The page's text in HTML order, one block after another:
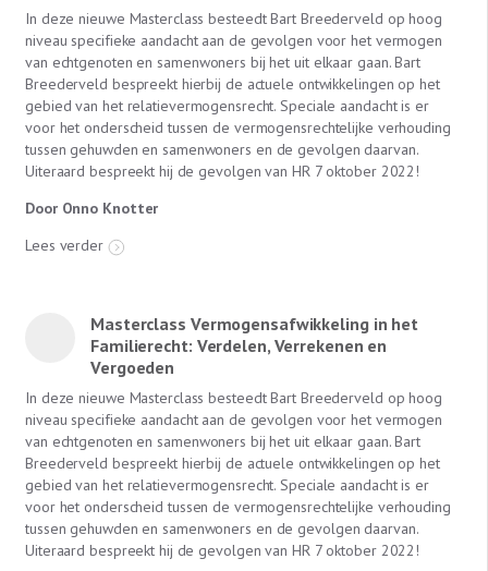
In deze nieuwe Masterclass besteedt Bart Breederveld op hoog
niveau specifieke aandacht aan de gevolgen voor het vermogen
van echtgenoten en samenwoners bij het uit elkaar gaan. Bart
Breederveld bespreekt hierbij de actuele ontwikkelingen op het
gebied van het relatievermogensrecht. Speciale aandacht is er
voor het onderscheid tussen de vermogensrechtelijke verhouding
tussen gehuwden en samenwoners en de gevolgen daarvan.
Uiteraard bespreekt hij de gevolgen van HR 7 oktober 2022!
Door Onno Knotter
Lees verder
Masterclass Vermogensafwikkeling in het
Familierecht: Verdelen, Verrekenen en
Vergoeden
In deze nieuwe Masterclass besteedt Bart Breederveld op hoog
niveau specifieke aandacht aan de gevolgen voor het vermogen
van echtgenoten en samenwoners bij het uit elkaar gaan. Bart
Breederveld bespreekt hierbij de actuele ontwikkelingen op het
gebied van het relatievermogensrecht. Speciale aandacht is er
voor het onderscheid tussen de vermogensrechtelijke verhouding
tussen gehuwden en samenwoners en de gevolgen daarvan.
Uiteraard bespreekt hij de gevolgen van HR 7 oktober 2022!